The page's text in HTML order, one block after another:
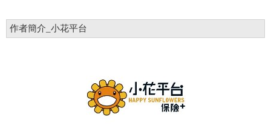
作者簡介_小花平台